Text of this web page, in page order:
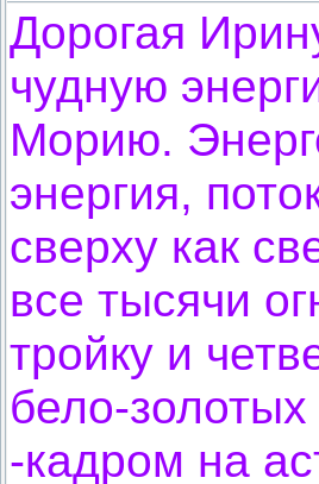
Дорогая
чудную
Морию.
энергия,
сверху как
все тысячи
тройку и
бело-
-кадром на